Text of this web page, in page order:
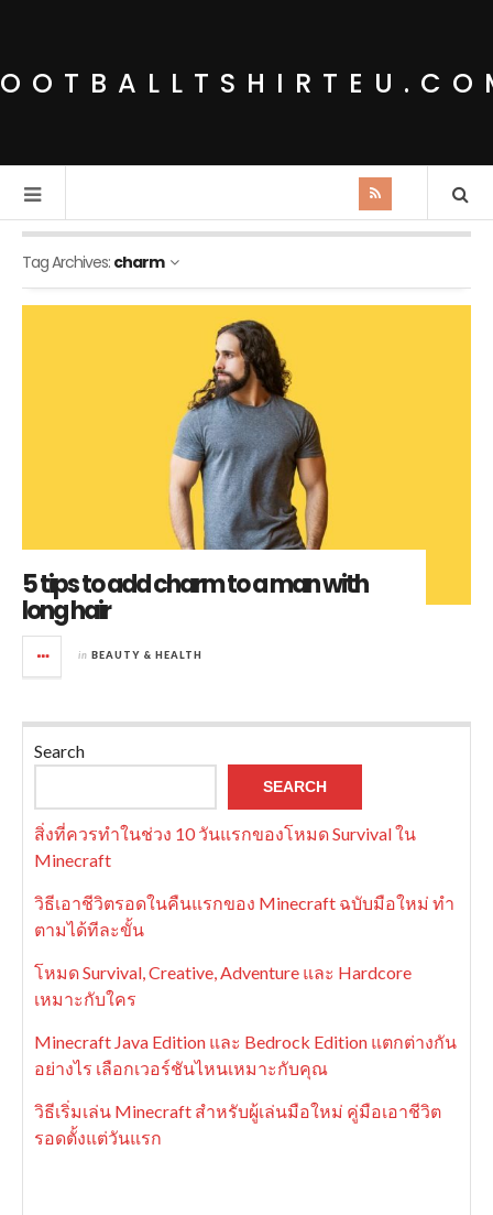
Tag Archives: charm
5 tips to add charm to a man with
long hair
in BEAUTY & HEALTH
Search
SEARCH
สิ่งที่ควรทำในช่วง 10 วันแรกของโหมด Survival ใน
Minecraft
วิธีเอาชีวิตรอดในคืนแรกของ Minecraft ฉบับมือใหม่ ทำ
ตามได้ทีละขั้น
โหมด Survival, Creative, Adventure และ Hardcore
เหมาะกับใคร
Minecraft Java Edition และ Bedrock Edition แตกต่างกัน
อย่างไร เลือกเวอร์ชันไหนเหมาะกับคุณ
วิธีเริ่มเล่น Minecraft สำหรับผู้เล่นมือใหม่ คู่มือเอาชีวิต
รอดตั้งแต่วันแรก